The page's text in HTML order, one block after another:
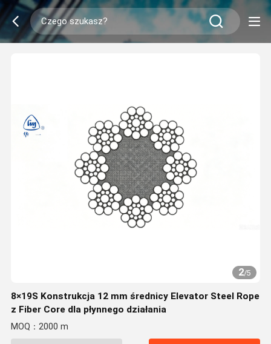
2/5
8×19S Konstrukcja 12 mm średnicy Elevator Steel Rope
z Fiber Core dla płynnego działania
MOQ：2000 m